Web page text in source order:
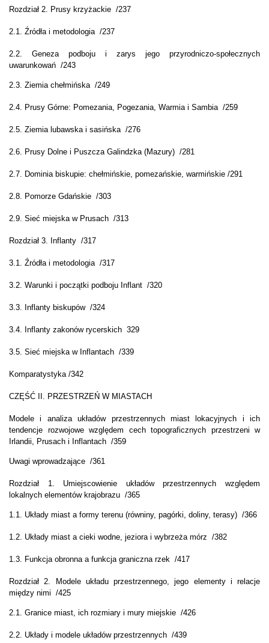
Rozdział 2. Prusy krzyżackie /237
2.1. Źródła i metodologia /237
2.2. Geneza podboju i zarys jego przyrodniczo-społecznych
uwarunkowań /243
2.3. Ziemia chełmińska /249
2.4. Prusy Górne: Pomezania, Pogezania, Warmia i Sambia /259
2.5. Ziemia lubawska i sasińska /276
2.6. Prusy Dolne i Puszcza Galindzka (Mazury) /281
2.7. Dominia biskupie: chełmińskie, pomezańskie, warmińskie /291
2.8. Pomorze Gdańskie /303
2.9. Sieć miejska w Prusach /313
Rozdział 3. Inflanty /317
3.1. Źródła i metodologia /317
3.2. Warunki i początki podboju Inflant /320
3.3. Inflanty biskupów /324
3.4. Inflanty zakonów rycerskich 329
3.5. Sieć miejska w Inflantach /339
Komparatystyka /342
CZĘŚĆ II. PRZESTRZEŃ W MIASTACH
Modele i analiza układów przestrzennych miast lokacyjnych i ich
tendencje rozwojowe względem cech topograficznych przestrzeni w
Irlandii, Prusach i Inflantach /359
Uwagi wprowadzające /361
Rozdział 1. Umiejscowienie układów przestrzennych względem
lokalnych elementów krajobrazu /365
1.1. Układy miast a formy terenu (równiny, pagórki, doliny, terasy) /366
1.2. Układy miast a cieki wodne, jeziora i wybrzeża mórz /382
1.3. Funkcja obronna a funkcja graniczna rzek /417
Rozdział 2. Modele układu przestrzennego, jego elementy i relacje
między nimi /425
2.1. Granice miast, ich rozmiary i mury miejskie /426
2.2. Układy i modele układów przestrzennych /439